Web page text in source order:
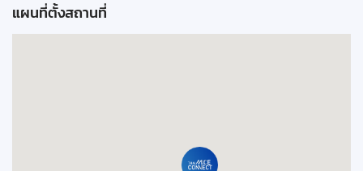
แผนที่ตั้งสถานที่